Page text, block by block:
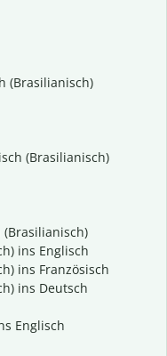
(Brasilianisch)
(Brasilianisch)
(Brasilianisch)
ins Englisch
ins Französisch
ins Deutsch
Englisch